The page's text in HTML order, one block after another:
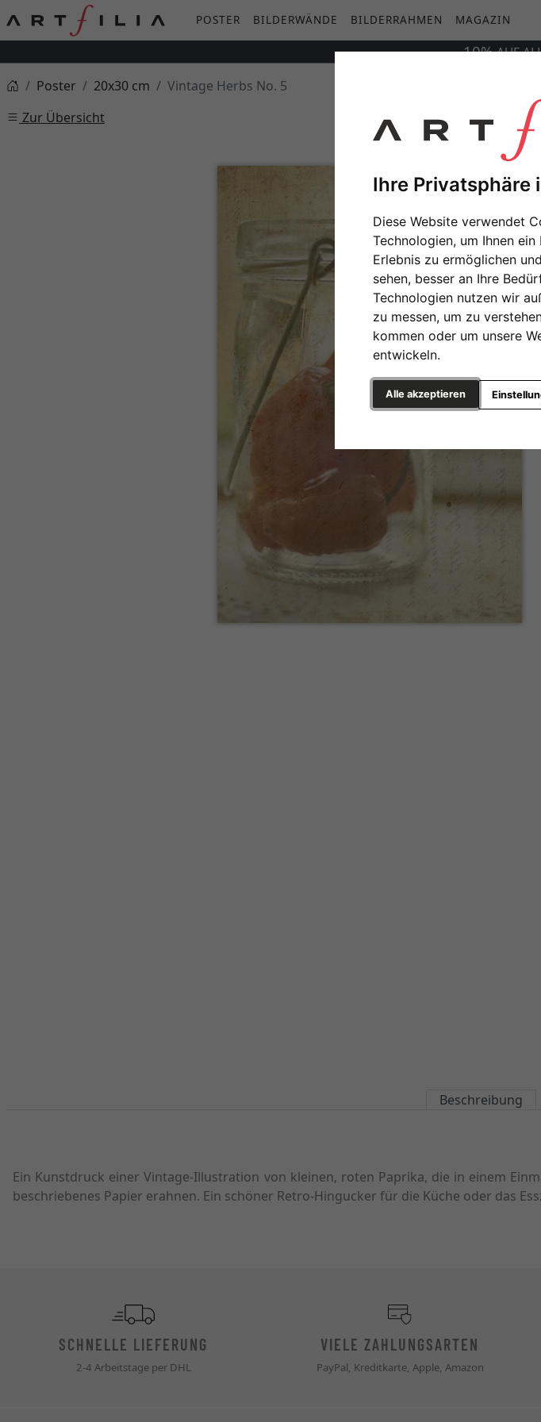
Ihre Privatsphäre
Diese Website verwendet
Technologien, um Ihnen
Erlebnis zu ermöglichen
sehen, besser an Ihre
Technologien nutzen wir
zu messen, um zu
kommen oder um unsere
entwickeln.
Alle akzeptieren
POSTER BILDERWÄNDE BILDERRAHMEN MAGAZIN
10%AUF
Poster
20x30 cm
Vintage Herbs No. 5
Zur Übersicht
Beschreibung
Ein Kunstdruck einer Vintage-Illustration von kleinen, roten Paprika, die in einem
beschriebenes Papier erahnen. Ein schöner Retro-Hingucker für die Küche oder das
SCHNELLE LIEFERUNG
2-4 Arbeitstage per DHL
VIELE ZAHLUNGSARTEN
PayPal, Kreditkarte, Apple, Amazon